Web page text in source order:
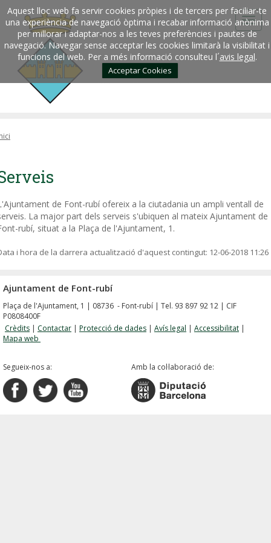
Aquest lloc web fa servir cookies pròpies i de tercers per faciliar-te
una experiència de navegació òptima i recabar informació anònima
per millorar i adaptar-nos a les teves preferències i pautes de
navegació. Navegar sense acceptar les cookies limitarà la visibilitat i
funcions del web. Per a més informació consulteu l´avis legal.
Acceptar Cookies
de Font-rubí ofereix a la ciutadania un ampli ventall de
La major part dels serveis s'ubiquen al mateix Ajuntament de
rubí, situat a la Plaça de l'Ajuntament, 1.
i hora de la darrera actualització d'aquest contingut: 12-06-2018 11:26
Ajuntament de Font-rubí
Plaça de l'Ajuntament, 1 | 08736 - Font-rubí | Tel. 93 897 92 12 | CIF
P0808400F
Crèdits | Contactar | Protecció de dades | Avís legal | Accessibilitat |
Mapa web
Segueix-nos a: Amb la col·laboració de: